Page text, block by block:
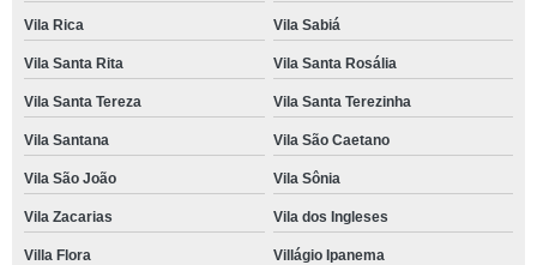
Vila Rica Vila Sabiá
Vila Santa Rita Vila Santa Rosália
Vila Santa Tereza Vila Santa Terezinha
Vila Santana Vila São Caetano
Vila São João Vila Sônia
Vila Zacarias Vila dos Ingleses
Villa Flora Villágio Ipanema